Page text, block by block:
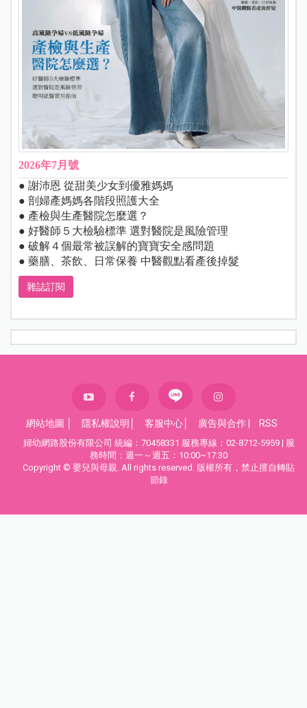
2026年7月號
● 謝沛恩 從甜美少女到優雅媽媽
● 剖婦產媽媽各階段照護大全
● 產檢與生產醫院怎麼選？
● 好醫師５大檢驗標準 選對醫院是風險管理
● 破解４個最常被誤解的寶寶安全感問題
● 藥膳、茶飲、日常保養 中醫觀點看產後掉髮
雜誌訂閱
網站地圖 隱私權說明 客服中心 廣告與合作 RSS
婦幼網路股份有限公司 統編：70458331 服務專線：02-8712-5959 | 服
務時間：週一～週五：10:00~17:30
Copyright © 嬰兒與母親. All rights reserved. 版權所有，禁止擅自轉貼
節錄